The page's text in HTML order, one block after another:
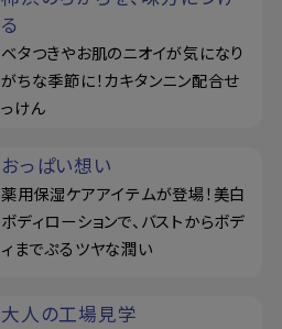
る
ベタつきやお肌のニオイが気になり
がちな季節に！カキタンニン配合せ
っけん
おっぱい想い
薬用保湿ケアアイテムが登場！美白
ボディローションで、バストからボデ
ィまでぷるツヤな潤い
大人の工場見学